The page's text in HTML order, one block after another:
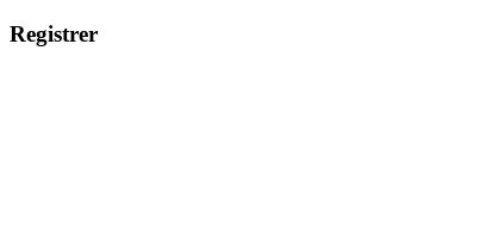
Registrer